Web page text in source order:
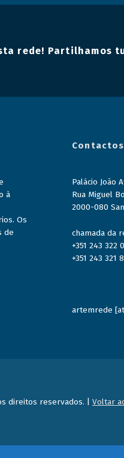
rede! Partilhamos
à
Os
de
Contactos
Palácio João
Rua Miguel
2000-080
chamada da
+351 243 322
+351 243 321
artemrede
direitos reservados. |Voltar